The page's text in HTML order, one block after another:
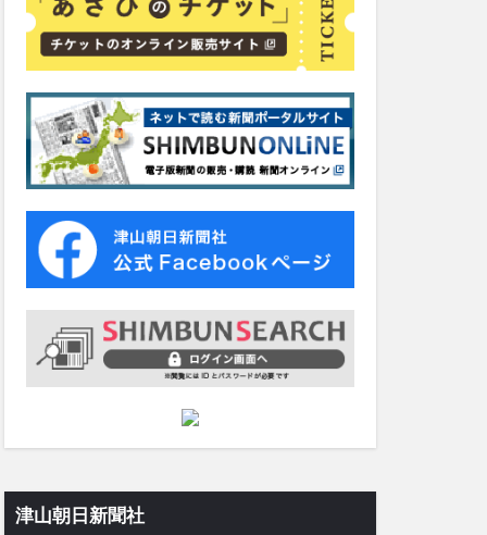
津山朝日新聞社